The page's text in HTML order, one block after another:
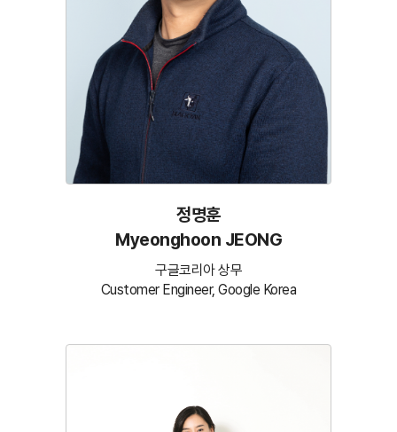
정명훈
Myeonghoon JEONG
구글코리아 상무
Customer Engineer, Google Korea